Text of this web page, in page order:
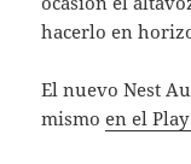
hacerlo en
El nuevo Nest
mismoen el